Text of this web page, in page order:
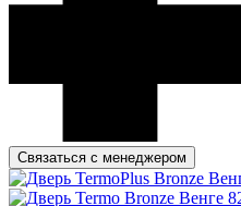
Связаться с менеджером